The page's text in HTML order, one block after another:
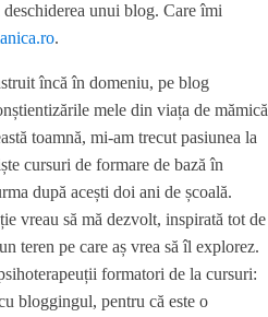
unui blog. Care îmi
.
încă în domeniu, pe blog
mele din viața de mămică
toamnă, mi-am trecut pasiunea la
cursuri de formare de bază în
după acești doi ani de școală.
vreau să mă dezvolt, inspirată tot de
teren pe care aș vrea să îl explorez.
formatori de la cursuri:
bloggingul, pentru că este o